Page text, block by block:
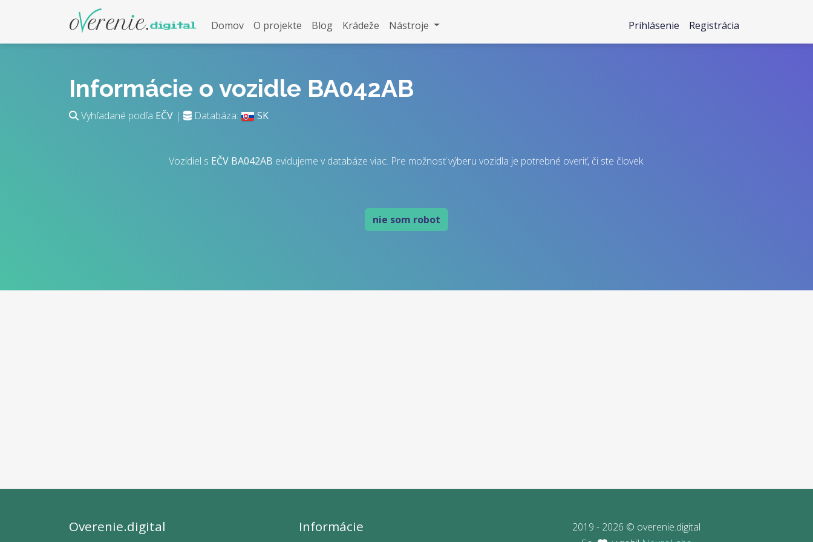
Domov O projekte Blog Krádeže Nástroje Prihlásenie Registrácia
Informácie o vozidle BA042AB
Vyhľadané podľa EČV | Databáza: SK
Vozidiel s EČV BA042AB evidujeme v databáze viac. Pre možnosť výberu vozidla je potrebné overiť, či ste človek.
nie som robot
Overenie.digital Informácie
2019 - 2026 © overenie.digital